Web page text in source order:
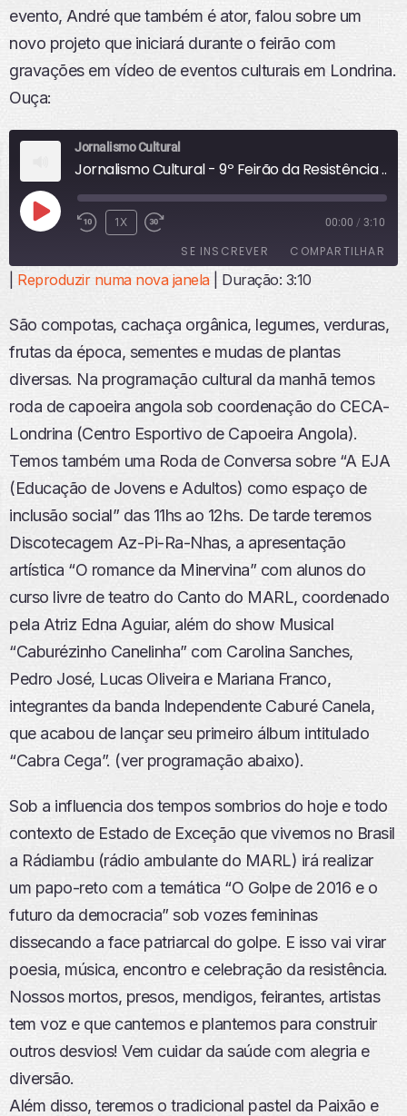
evento, André que também é ator, falou sobre um
novo projeto que iniciará durante o feirão com
gravações em vídeo de eventos culturais em Londrina.
Ouça:
Jornalismo Cultural
Jornalismo Cultural - 9º Feirão da Resistência e da Reforma Agrária
R
E
U
Z
R
E
I
S
D
I
1X 00:00 / 3:10
SE INSCREVER COMPARTILHAR
FEED RSS
LINK
INCORPO
RAR
Reproduzir numa nova janela| Duração: 3:10
São compotas, cachaça orgânica, legumes, verduras,
frutas da época, sementes e mudas de plantas
diversas. Na programação cultural da manhã temos
roda de capoeira angola sob coordenação do CECA-
Londrina (Centro Esportivo de Capoeira Angola).
Temos também uma Roda de Conversa sobre “A EJA
(Educação de Jovens e Adultos) como espaço de
inclusão social” das 11hs ao 12hs. De tarde teremos
Discotecagem Az-Pi-Ra-Nhas, a apresentação
artística “O romance da Minervina” com alunos do
curso livre de teatro do Canto do MARL, coordenado
pela Atriz Edna Aguiar, além do show Musical
“Caburézinho Canelinha” com Carolina Sanches,
Pedro José, Lucas Oliveira e Mariana Franco,
integrantes da banda Independente Caburé Canela,
que acabou de lançar seu primeiro álbum intitulado
“Cabra Cega”. (ver programação abaixo).
Sob a influencia dos tempos sombrios do hoje e todo
contexto de Estado de Exceção que vivemos no Brasil
a Rádiambu (rádio ambulante do MARL) irá realizar
um papo-reto com a temática “O Golpe de 2016 e o
futuro da democracia” sob vozes femininas
dissecando a face patriarcal do golpe. E isso vai virar
poesia, música, encontro e celebração da resistência.
Nossos mortos, presos, mendigos, feirantes, artistas
tem voz e que cantemos e plantemos para construir
outros desvios! Vem cuidar da saúde com alegria e
diversão.
Além disso, teremos o tradicional pastel da Paixão e